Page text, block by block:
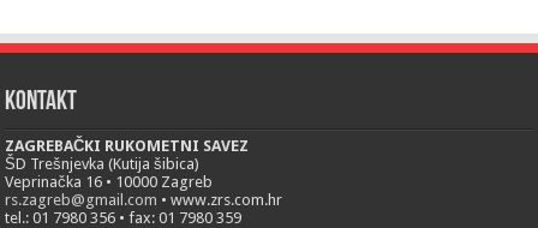
Kontakt
ZAGREBAČKI RUKOMETNI SAVEZ
ŠD Trešnjevka (Kutija šibica)
Veprinačka 16 • 10000 Zagreb
rs.zagreb@gmail.com • www.zrs.com.hr
tel.: 01 7980 356 • fax: 01 7980 359